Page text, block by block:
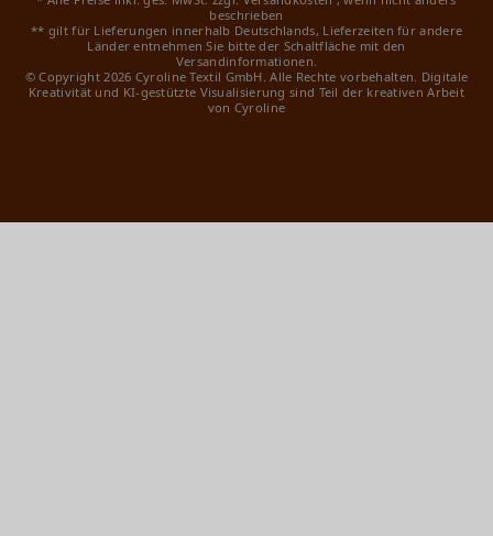
beschrieben
** gilt für Lieferungen innerhalb Deutschlands, Lieferzeiten für andere
Länder entnehmen Sie bitte der Schaltfläche mit den
Versandinformationen.
© Copyright 2026 Cyroline Textil GmbH. Alle Rechte vorbehalten. Digitale
Kreativität und KI-gestützte Visualisierung sind Teil der kreativen Arbeit
von Cyroline